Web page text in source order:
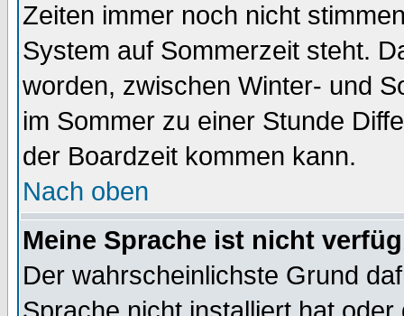
Zeiten immer noch nicht
System auf Sommerzeit steht.
worden, zwischen Winter- und
im Sommer zu einer Stunde
der Boardzeit kommen kann.
Nach oben
Meine Sprache ist nicht
Der wahrscheinlichste Grund